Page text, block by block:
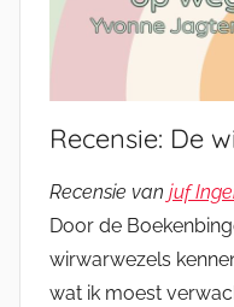
Recensie: De
Recensie van juf
Door de
wirwarwezels
wat ik moest